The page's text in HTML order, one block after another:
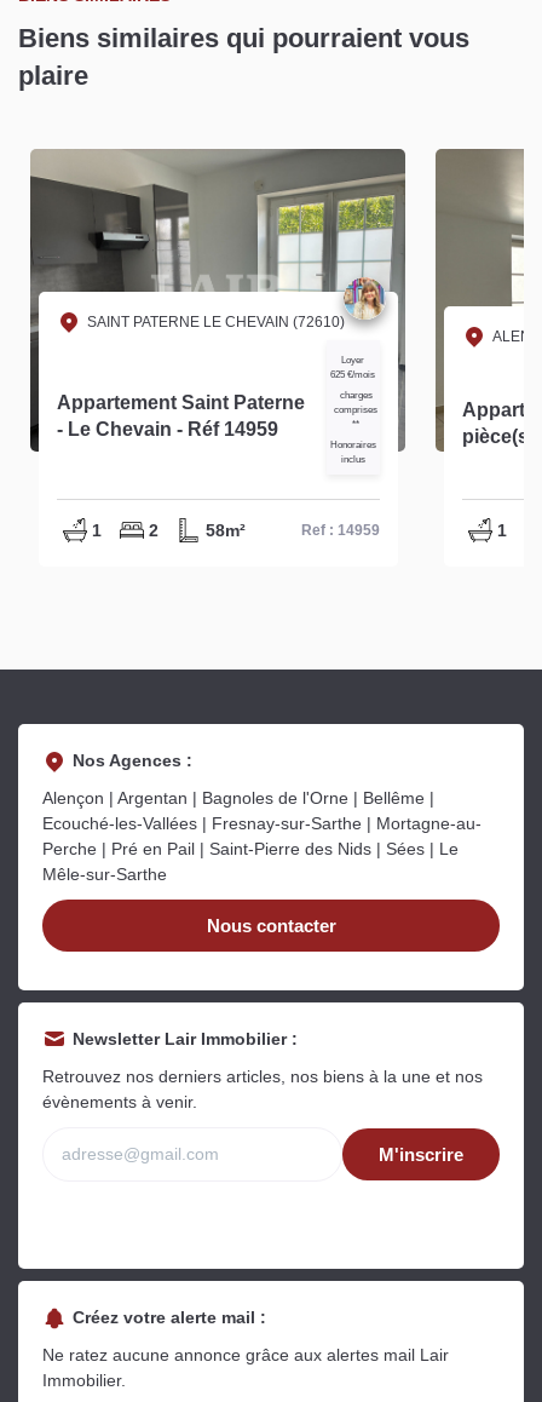
Biens similaires qui pourraient vous
plaire
SAINT PATERNE LE CHEVAIN (72610)
Appartement Saint Paterne
- Le Chevain - Réf 14959
Loyer
625 €/mois
charges
comprises
**
Honoraires
inclus
1 2 58m² Ref : 14959
pièce(s)
1
Nos Agences :
Alençon | Argentan | Bagnoles de l'Orne | Bellême |
Ecouché-les-Vallées | Fresnay-sur-Sarthe | Mortagne-au-
Perche | Pré en Pail | Saint-Pierre des Nids | Sées | Le
Mêle-sur-Sarthe
Nous contacter
Newsletter Lair Immobilier :
Retrouvez nos derniers articles, nos biens à la une et nos
évènements à venir.
M'inscrire
Créez votre alerte mail :
Ne ratez aucune annonce grâce aux alertes mail Lair
Immobilier.